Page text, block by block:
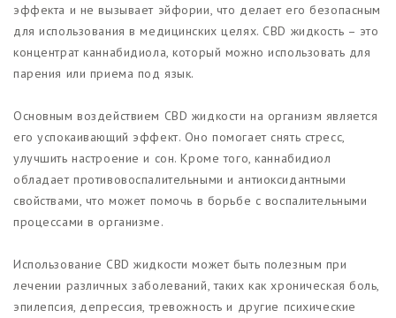
эффекта и не вызывает эйфории, что делает его безопасным
для использования в медицинских целях. CBD жидкость – это
концентрат каннабидиола, который можно использовать для
парения или приема под язык.
Основным воздействием CBD жидкости на организм является
его успокаивающий эффект. Оно помогает снять стресс,
улучшить настроение и сон. Кроме того, каннабидиол
обладает противовоспалительными и антиоксидантными
свойствами, что может помочь в борьбе с воспалительными
процессами в организме.
Использование CBD жидкости может быть полезным при
лечении различных заболеваний, таких как хроническая боль,
эпилепсия, депрессия, тревожность и другие психические